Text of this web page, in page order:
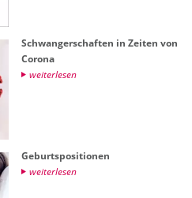
Schwan­ger­schaf­ten in Zei­ten von
Co­ro­na
wei­ter­le­sen
Ge­burts­po­si­tio­nen
wei­ter­le­sen